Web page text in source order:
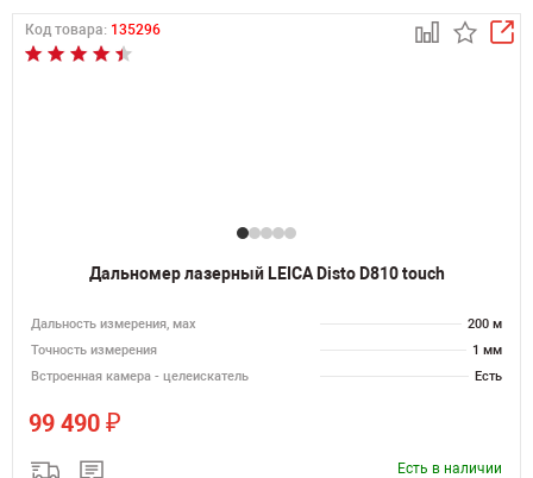
Код товара: 135296
Дальномер лазерный LEICA Disto D810 touch
Дальность измерения, мах
200 м
Точность измерения
1 мм
Встроенная камера - целеискатель
Есть
99 490 ₽
Есть в наличии